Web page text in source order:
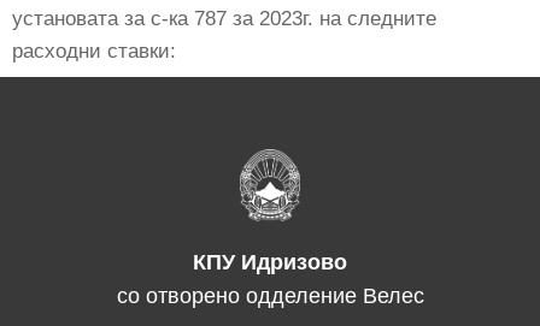
установата за с-ка 787 за 2023г. на следните
расходни ставки:
КПУ Идризово
со отворено одделение Велес